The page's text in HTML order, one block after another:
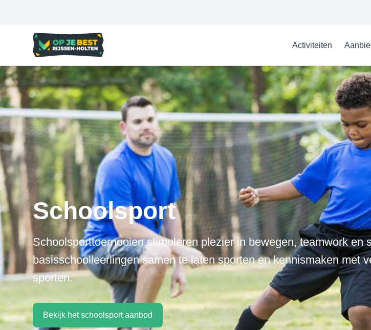
Activiteiten
Schoolsport
Schoolsporttoernooien stimuleren plezier in bewegen, teamwork en
basisschoolleerlingen samen te laten sporten en kennismaken met
sporten.
Bekijk het schoolsport aanbod